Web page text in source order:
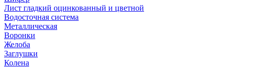
Лист гладкий оцинкованный и цветной
Водосточная система
Металлическая
Воронки
Желоба
Заглушки
Колена